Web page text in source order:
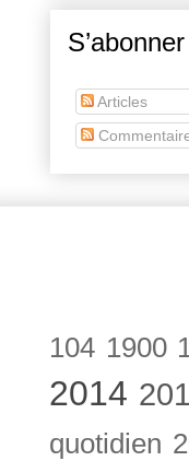
Articles
104 1900
2014
quotidien